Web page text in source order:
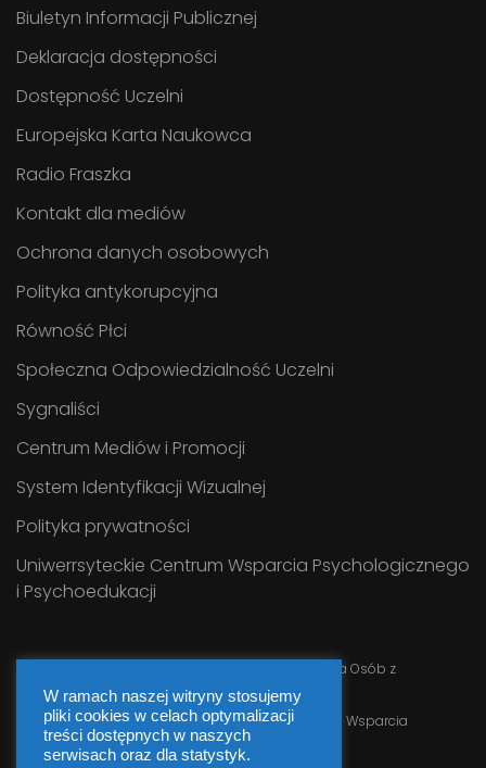
Biuletyn Informacji Publicznej
Deklaracja dostępności
Dostępność Uczelni
Europejska Karta Naukowca
Radio Fraszka
Kontakt dla mediów
Ochrona danych osobowych
Polityka antykorupcyjna
Równość Płci
Społeczna Odpowiedzialność Uczelni
Sygnaliści
Centrum Mediów i Promocji
System Identyfikacji Wizualnej
Polityka prywatności
Uniwerrsyteckie Centrum Wsparcia Psychologicznego
i Psychoedukacji
Uniwersyteckie Centrum Wsparcia Osób z
Niepełnosprawnościami UJK
WebmasterInformatyk Uniwersyteckiego Centrum Wsparcia
W ramach naszej witryny stosujemy
pliki cookies w celach optymalizacji
treści dostępnych w naszych
serwisach oraz dla statystyk.